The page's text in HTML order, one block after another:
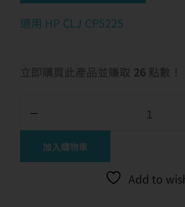
適用 HP CLJ CP5225
立即購買此產品並賺取 26 點數！
加入購物車
Add to